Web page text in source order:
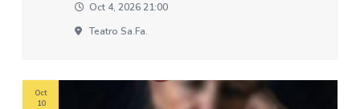
Oct 4, 2026 21:00
Teatro Sa.fa.
Oct
10